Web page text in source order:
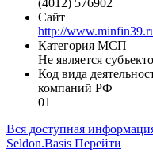
(4012) 576902
Сайт
http://
Категория МСП
Не является
Код вида
компаний РФ
01
Вся доступная
Seldon.Basis Перейти